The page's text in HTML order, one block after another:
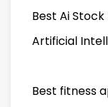
Best Ai
Artificial
Best fitness